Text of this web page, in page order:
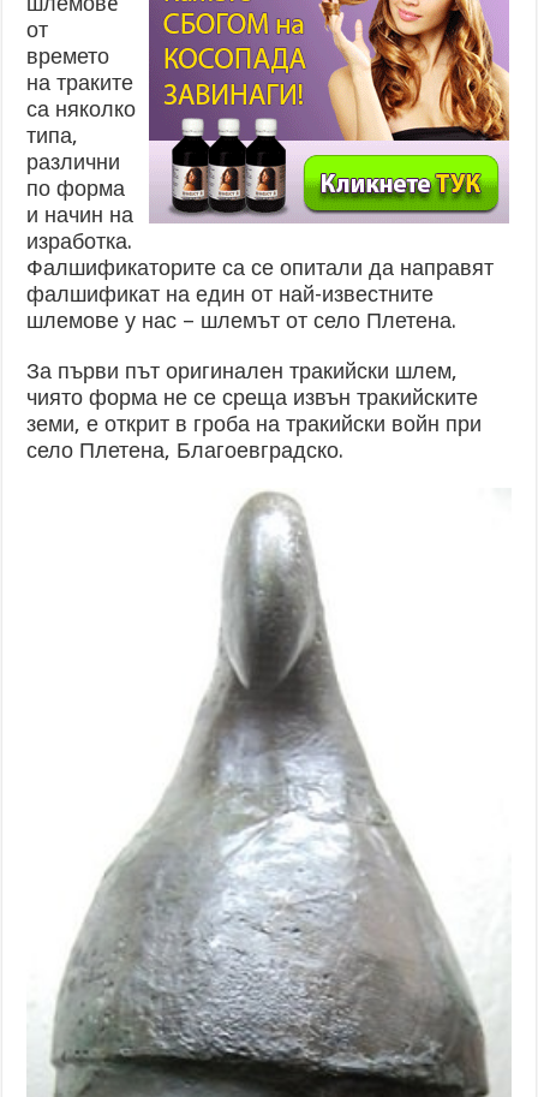
от
времето
на траките
са няколко
типа,
различни
по форма
и начин на
изработка.
Фалшификаторите са се опитали да направят
фалшификат на един от най-известните
шлемове у нас – шлемът от село Плетена.
За първи път оригинален тракийски шлем,
чиято форма не се среща извън тракийските
земи, е открит в гроба на тракийски войн при
село Плетена, Благоевградско.